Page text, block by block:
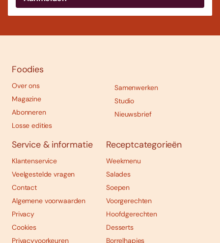
Foodies
Over ons
Magazine
Abonneren
Losse edities
Samenwerken
Studio
Nieuwsbrief
Service & informatie
Klantenservice
Veelgestelde vragen
Contact
Algemene voorwaarden
Privacy
Cookies
Privacyvoorkeuren
Receptcategorieën
Weekmenu
Salades
Soepen
Voorgerechten
Hoofdgerechten
Desserts
Borrelhapjes